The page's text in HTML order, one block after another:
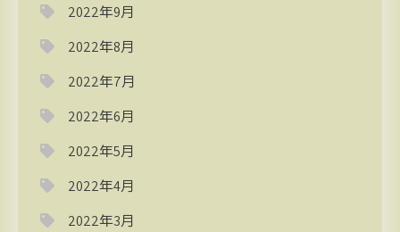
2022年9月
2022年8月
2022年7月
2022年6月
2022年5月
2022年4月
2022年3月